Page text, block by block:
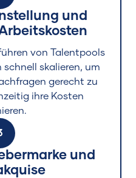
und
von Talentpools
skalieren, um
gerecht zu
ihre Kosten
und